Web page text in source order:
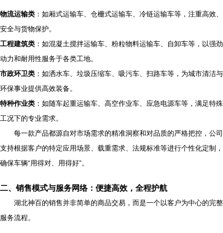
物流运输类 ：如厢式运输车、仓栅式运输车、冷链运输车等，注重高效、
安全与货物保护。
工程建筑类 ：如混凝土搅拌运输车、粉粒物料运输车、自卸车等，以强劲
动力和耐用性服务于各类工地。
市政环卫类 ：如洒水车、垃圾压缩车、吸污车、扫路车等，为城市清洁与
环保事业提供高效装备。
特种作业类 ：如随车起重运输车、高空作业车、应急电源车等，满足特殊
工况下的专业需求。
每一款产品都源自对市场需求的精准洞察和对品质的严格把控，公司
支持根据客户的特定应用场景、载重需求、法规标准等进行个性化定制，
确保车辆“用得对、用得好”。
二、销售模式与服务网络：便捷高效，全程护航
湖北神百的销售并非简单的商品交易，而是一个以客户为中心的完整
服务流程。